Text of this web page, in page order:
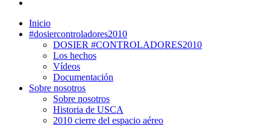
Inicio
#dosiercontroladores2010
DOSIER #CONTROLADORES2010
Los hechos
Vídeos
Documentación
Sobre nosotros
Sobre nosotros
Historia de USCA
2010 cierre del espacio aéreo